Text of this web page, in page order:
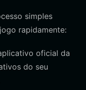
simples
rapidamente:
oficial da
do seu